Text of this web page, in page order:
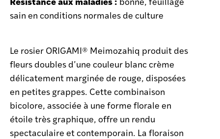
sain en conditions normales de culture
Le rosier ORIGAMI® Meimozahiq produit des
fleurs doubles d’une couleur blanc crème
délicatement marginée de rouge, disposées
en petites grappes. Cette combinaison
bicolore, associée à une forme florale en
étoile très graphique, offre un rendu
spectaculaire et contemporain. La floraison